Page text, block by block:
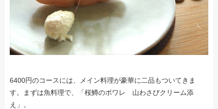
6400円のコースには、メイン料理が豪華に二品もついてきま
す。まずは魚料理で、「桜鱒のポワレ 山わさびクリーム添
え」。